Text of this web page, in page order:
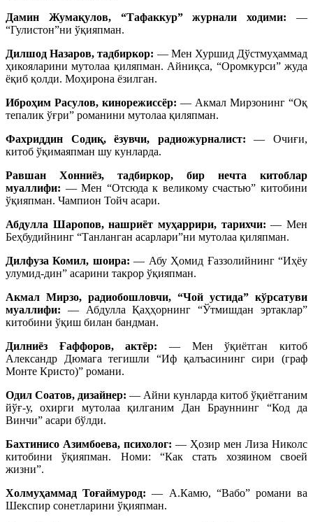
Дамин Жумақулов, “Тафаккур” журнали ходими: —
“Гулистон”ни ўқияпман.
Дилшод Назаров, тадбиркор: — Мен Хуршид Дўстмуҳаммад
ҳикояларини мутолаа қиляпман. Айниқса, “Оромкурси” жуда
ёқиб қолди. Моҳирона ёзилган.
Иброҳим Расулов, кинорежиссёр: — Акмал Мирзонинг “Оқ
тепалик ўғри” романини мутолаа қиляпман.
Фахриддин Содиқ, ёзувчи, радиожурналист: — Очиғи,
китоб ўқимаяпман шу кунларда.
Равшан Хонниёз, тадбиркор, бир нечта китоблар
муаллифи: — Мен “Отсюда к великому счастью” китобини
ўқияпман. Чампион Тойч асари.
Абдулла Шаропов, нашриёт муҳаррири, тарихчи: — Мен
Беҳбудийнинг “Танланган асарлари”ни мутолаа қиляпман.
Дилфуза Комил, шоира: — Абу Ҳомид Ғаззолийнинг “Иҳёу
улумид-дин” асарини такрор ўқияпман.
Акмал Мирзо, радиобошловчи, “Чой устида” кўрсатуви
муаллифи: — Абдулла Қаҳҳорнинг “Ўтмишдан эртаклар”
китобини ўқиш билан бандман.
Дилниёз Ғаффоров, актёр: — Мен ўқиётган китоб
Александр Дюмага тегишли “Иф қалъасининг сири (граф
Монте Кристо)” романи.
Одил Соатов, дизайнер: — Айни кунларда китоб ўқиётганим
йўғ-у, охирги мутолаа қилганим Дан Брауннинг “Код да
Винчи” асари бўлди.
Бахтинисо Азимбоева, психолог: — Ҳозир мен Лиза Николс
китобини ўқияпман. Номи: “Как стать хозяином своей
жизни”.
Холмуҳаммад Тоғаймурод: — А.Камю, “Вабо” романи ва
Шекспир сонетларини ўқияпман.